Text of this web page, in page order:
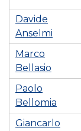
Davide
Anselmi
Marco
Bellasio
Paolo
Bellomia
Giancarlo